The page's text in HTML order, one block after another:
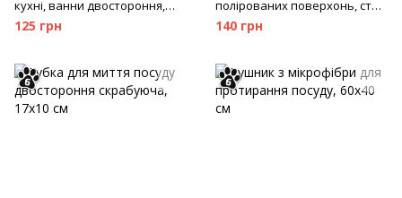
кухні, ванни двостороння,
30х30 см
125 грн
полірованих поверхонь, сталі
та хрому, 30х30 см
140 грн